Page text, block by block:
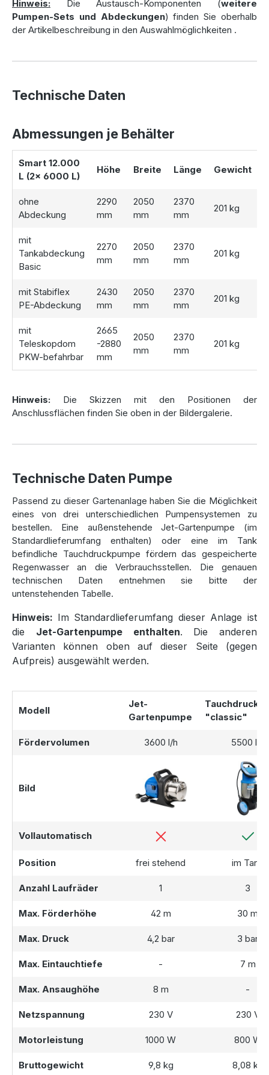
Ein hochwertiger Gartenfilter: Hält Laub und groben
Schmutz zurück, um die Wasserqualität in der Zisterne zu
Flexible Abdeckungsoptionen: Wählen Sie zwischen
Abdeckung (bis 200 kg belastbar) oder dem
Teleskopdom, der PKW-befahrbar ist (bis 600 kg
Wählbare Pumpensysteme: Entscheiden Sie sich
zwischen der freistehenden Jet-Pumpe oder den
stationären Tauchdruckpumpen „classic“, „automatic“
oder „automatic plus“. Jede Tauchdruckpumpe ist mit
einem Trockenlaufschutz ausgestattet und sorgt für eine
Wasseranschlussbox
: Die praktische Box ermöglicht
eine saubere und geordnete Wasserentnahme und passt
Flexibilität für jede Einbausituation
ie beiden Tanks sind modular miteinander verbunden und
ermöglichen eine flexible Installation. Diese Anlage eignet
sich hervorragend für große Dachflächen und Gärten mit
hohem Wasserbedarf. Falls Sie nach einer Alternative
suchen, entdecken Sie unsere weiteren Modelle:
DieRegenwasseranlage Smart 8000 Liter, falls Sie
weniger Kapazität benötigen.
ideal für Grundstücke mit begrenztem Platzangebot.
Nachhaltigkeit leicht gemacht
Die Nutzung von Regenwasser schont nicht nur die
Umwelt, sondern reduziert auch Ihre Wasserrechnung.
Regenwasser eignet sich hervorragend für die
Gartenbewässerung und schützt empfindliche Pflanzen vor
den Auswirkungen von kalkhaltigem Leitungswasser.
jetzt!
Die Smart 12000 Liter Regenwasseranlage ist bei uns
einfach und bequem bestellbar. Nutzen Sie flexible
oder Kauf auf Rechnung. Der Versand ist für Sie kostenlos,
und unser Kundenservice steht Ihnen bei Fragen jederzeit
telefonisch oder per E-Mail zur Verfügung.
Hinweis: Die Austausch-Komponenten (weitere
Pumpen-Sets und Abdeckungen) finden Sie oberhalb
der Artikelbeschreibung in den Auswahlmöglichkeiten .
Technische Daten
Abmessungen je Behälter
Smart 12.000
L (2x 6000 L)
Höhe Breite Länge Gewicht
ohne
Abdeckung
2290
mm
2050
mm
2370
mm
201 kg
mit
Tankabdeckung
Basic
2270
mm
2050
mm
2370
mm
201 kg
mit Stabiflex
PE-Abdeckung
2430
mm
2050
mm
2370
mm
201 kg
mit
Teleskopdom
PKW-befahrbar
2665
-2880
mm
2050
mm
2370
mm
201 kg
Hinweis: Die Skizzen mit den Positionen der
Anschlussflächen finden Sie oben in der Bildergalerie.
Technische Daten Pumpe
Passend zu dieser Gartenanlage haben Sie die Möglichkeit
eines von drei unterschiedlichen Pumpensystemen zu
bestellen. Eine außenstehende Jet-Gartenpumpe (im
Standardlieferumfang enthalten) oder eine im Tank
befindliche Tauchdruckpumpe fördern das gespeicherte
Regenwasser an die Verbrauchsstellen. Die genauen
technischen Daten entnehmen sie bitte der
untenstehenden Tabelle.
Hinweis: Im Standardlieferumfang dieser Anlage ist
die Jet-Gartenpumpe enthalten. Die anderen
Varianten können oben auf dieser Seite (gegen
Aufpreis) ausgewählt werden.
Modell
Jet-
Gartenpumpe
"classic"
Fördervolumen 3600 l/h 5500 l/h
Bild
Vollautomatisch
Position frei stehend im Tank
Anzahl Laufräder 1 3
Max. Förderhöhe 42 m 30 m
Max. Druck 4,2 bar 3 bar
Max. Eintauchtiefe - 7 m
Max. Ansaughöhe 8 m -
Netzspannung 230 V 230 V
Motorleistung 1000 W 800 W
Bruttogewicht 9,8 kg 8,08 kg